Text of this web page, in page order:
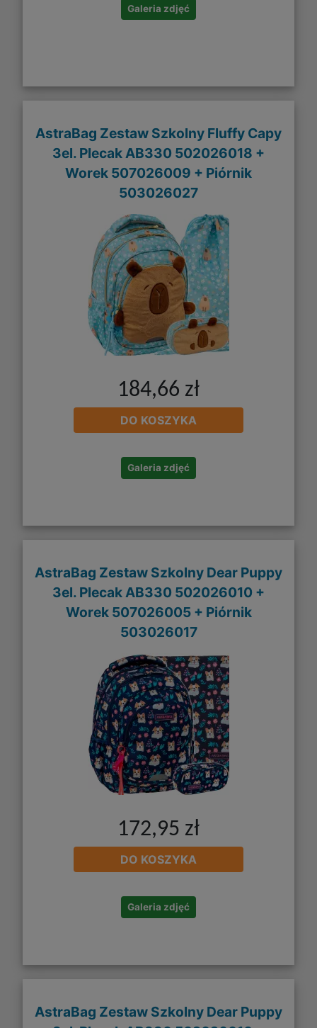
Galeria zdjęć
AstraBag Zestaw Szkolny Fluffy Capy
3el. Plecak AB330 502026018 +
Worek 507026009 + Piórnik
503026027
184,66 zł
DO KOSZYKA
Galeria zdjęć
AstraBag Zestaw Szkolny Dear Puppy
3el. Plecak AB330 502026010 +
Worek 507026005 + Piórnik
503026017
172,95 zł
DO KOSZYKA
Galeria zdjęć
AstraBag Zestaw Szkolny Dear Puppy